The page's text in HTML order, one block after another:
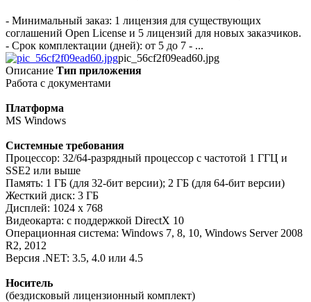
- Минимальный заказ: 1 лицензия для существующих
соглашений Open License и 5 лицензий для новых заказчиков.
- Срок комплектации (дней): от 5 до 7 - ...
pic_56cf2f09ead60.jpg
Описание Тип приложения
Работа с документами
Платформа
MS Windows
Системные требования
Процессор: 32/64-разрядный процессор с частотой 1 ГГЦ и
SSE2 или выше
Память: 1 ГБ (для 32-бит версии); 2 ГБ (для 64-бит версии)
Жесткий диск: 3 ГБ
Дисплей: 1024 x 768
Видеокарта: с поддержкой DirectX 10
Операционная система: Windows 7, 8, 10, Windows Server 2008
R2, 2012
Версия .NET: 3.5, 4.0 или 4.5
Носитель
(бездисковый лицензионный комплект)